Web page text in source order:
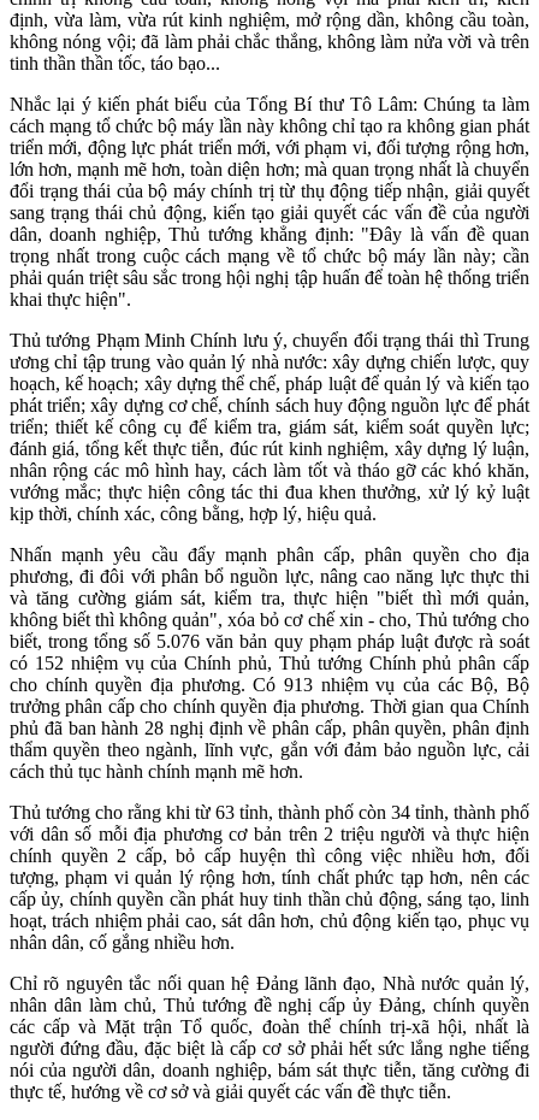
định, vừa làm, vừa rút kinh nghiệm, mở rộng dần, không cầu toàn,
không nóng vội; đã làm phải chắc thắng, không làm nửa vời và trên
tinh thần thần tốc, táo bạo...
Nhắc lại ý kiến phát biểu của Tổng Bí thư Tô Lâm: Chúng ta làm
cách mạng tổ chức bộ máy lần này không chỉ tạo ra không gian phát
triển mới, động lực phát triển mới, với phạm vi, đối tượng rộng hơn,
lớn hơn, mạnh mẽ hơn, toàn diện hơn; mà quan trọng nhất là chuyển
đổi trạng thái của bộ máy chính trị từ thụ động tiếp nhận, giải quyết
sang trạng thái chủ động, kiến tạo giải quyết các vấn đề của người
dân, doanh nghiệp, Thủ tướng khẳng định: "Đây là vấn đề quan
trọng nhất trong cuộc cách mạng về tổ chức bộ máy lần này; cần
phải quán triệt sâu sắc trong hội nghị tập huấn để toàn hệ thống triển
khai thực hiện".
Thủ tướng Phạm Minh Chính lưu ý, chuyển đổi trạng thái thì Trung
ương chỉ tập trung vào quản lý nhà nước: xây dựng chiến lược, quy
hoạch, kế hoạch; xây dựng thể chế, pháp luật để quản lý và kiến tạo
phát triển; xây dựng cơ chế, chính sách huy động nguồn lực để phát
triển; thiết kế công cụ để kiểm tra, giám sát, kiểm soát quyền lực;
đánh giá, tổng kết thực tiễn, đúc rút kinh nghiệm, xây dựng lý luận,
nhân rộng các mô hình hay, cách làm tốt và tháo gỡ các khó khăn,
vướng mắc; thực hiện công tác thi đua khen thưởng, xử lý kỷ luật
kịp thời, chính xác, công bằng, hợp lý, hiệu quả.
Nhấn mạnh yêu cầu đẩy mạnh phân cấp, phân quyền cho địa
phương, đi đôi với phân bổ nguồn lực, nâng cao năng lực thực thi
và tăng cường giám sát, kiểm tra, thực hiện "biết thì mới quản,
không biết thì không quản", xóa bỏ cơ chế xin - cho, Thủ tướng cho
biết, trong tổng số 5.076 văn bản quy phạm pháp luật được rà soát
có 152 nhiệm vụ của Chính phủ, Thủ tướng Chính phủ phân cấp
cho chính quyền địa phương. Có 913 nhiệm vụ của các Bộ, Bộ
trưởng phân cấp cho chính quyền địa phương. Thời gian qua Chính
phủ đã ban hành 28 nghị định về phân cấp, phân quyền, phân định
thẩm quyền theo ngành, lĩnh vực, gắn với đảm bảo nguồn lực, cải
cách thủ tục hành chính mạnh mẽ hơn.
Thủ tướng cho rằng khi từ 63 tỉnh, thành phố còn 34 tỉnh, thành phố
với dân số mỗi địa phương cơ bản trên 2 triệu người và thực hiện
chính quyền 2 cấp, bỏ cấp huyện thì công việc nhiều hơn, đối
tượng, phạm vi quản lý rộng hơn, tính chất phức tạp hơn, nên các
cấp ủy, chính quyền cần phát huy tinh thần chủ động, sáng tạo, linh
hoạt, trách nhiệm phải cao, sát dân hơn, chủ động kiến tạo, phục vụ
nhân dân, cố gắng nhiều hơn.
Chỉ rõ nguyên tắc nối quan hệ Đảng lãnh đạo, Nhà nước quản lý,
nhân dân làm chủ, Thủ tướng đề nghị cấp ủy Đảng, chính quyền
các cấp và Mặt trận Tổ quốc, đoàn thể chính trị-xã hội, nhất là
người đứng đầu, đặc biệt là cấp cơ sở phải hết sức lắng nghe tiếng
nói của người dân, doanh nghiệp, bám sát thực tiễn, tăng cường đi
thực tế, hướng về cơ sở và giải quyết các vấn đề thực tiễn.